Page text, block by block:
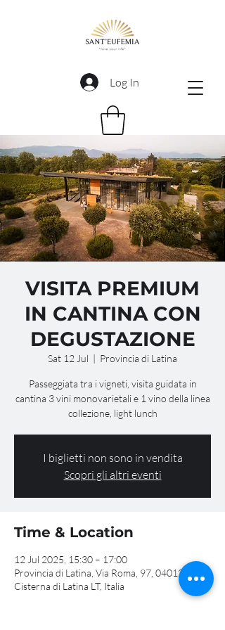
Log In
VISITA PREMIUM
IN CANTINA CON
DEGUSTAZIONE
Sat 12 Jul
  |
Provincia di Latina
Passeggiata tra i vigneti, visita guidata in
cantina 3 vini monovarietali e 1 vino della linea
collezione, light lunch
I biglietti non sono in vendita
Scopri gli altri eventi
Time & Location
12 Jul 2025, 15:30 – 17:00
Provincia di Latina, Via Roma, 97, 04012
Cisterna di Latina LT, Italia